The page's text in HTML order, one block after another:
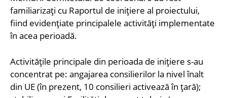
familiarizați cu Raportul de inițiere al proiectului,
fiind evidențiate principalele activități implementate
în acea perioadă.
Activitățile principale din perioada de inițiere s-au
concentrat pe: angajarea consilierilor la nivel înalt
din UE (în prezent, 10 consilieri activează în țară);